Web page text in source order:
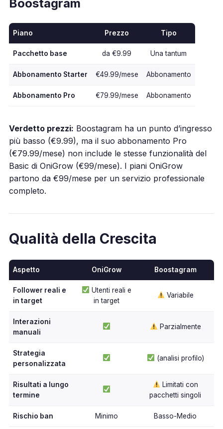
Boostagram
Piano Prezzo Tipo
Pacchetto base da €9.99 Una tantum
Abbonamento Starter €49.99/mese Abbonamento
Abbonamento Pro €79.99/mese Abbonamento
Verdetto prezzi: Boostagram ha un punto d’ingresso
più basso (€9.99), ma il suo abbonamento Pro
(€79.99/mese) non include le stesse funzionalità del
Basic di OniGrow (€99/mese). I piani OniGrow
partono da €99/mese per un servizio professionale
completo.
Qualità della Crescita
Aspetto OniGrow Boostagram
Follower reali e
in target
Utenti reali e
in target
Variabile
Interazioni
manuali
Parzialmente
Strategia
personalizzata
(analisi profilo)
Risultati a lungo
termine
Limitati con
pacchetti singoli
Rischio ban Minimo Basso-Medio